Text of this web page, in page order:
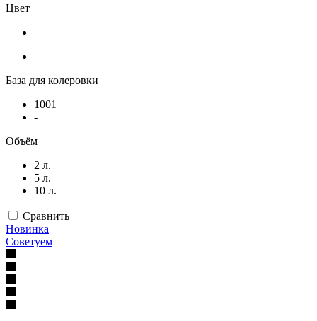
Цвет
База для колеровки
1001
-
Объём
2 л.
5 л.
10 л.
Сравнить
Новинка
Советуем